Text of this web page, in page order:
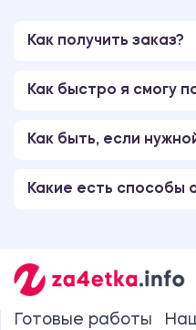
Как получить заказ?
Как быстро я смогу
Как быть, если
Какие есть способы
Готовые работы